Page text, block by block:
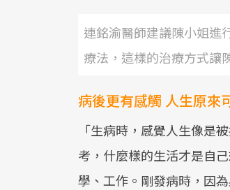
連銘渝醫師建議陳小姐進
療法，這樣的治療方式讓
病後更有感觸 人生原來
「生病時，感覺人生像是
考，什麼樣的生活才是自
學、工作。剛發病時，因